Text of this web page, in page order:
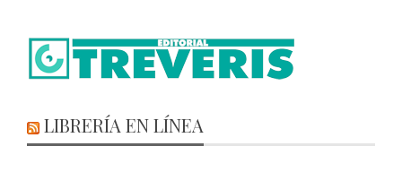
LIBRERÍA EN LÍNEA